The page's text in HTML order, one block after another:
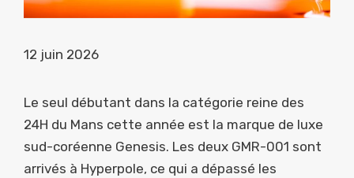
12 juin 2026
Le seul débutant dans la catégorie reine des
24H du Mans cette année est la marque de luxe
sud-coréenne Genesis. Les deux GMR-001 sont
arrivés à Hyperpole, ce qui a dépassé les